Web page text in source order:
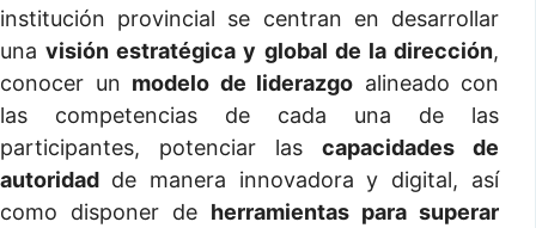
institución provincial se centran en desarrollar
unavisión estratégica y global de la dirección,
conocer un modelo de liderazgo alineado con
las competencias de cada una de las
participantes, potenciar las capacidades de
autoridad de manera innovadora y digital, así
como disponer de herramientas para superar